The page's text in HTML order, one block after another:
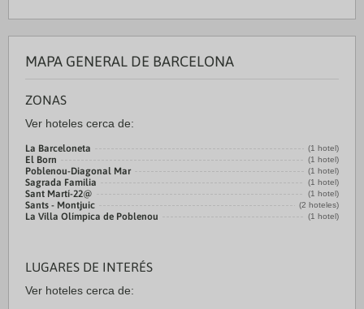
MAPA GENERAL DE BARCELONA
ZONAS
Ver hoteles cerca de:
La Barceloneta (1 hotel)
El Born (1 hotel)
Poblenou-Diagonal Mar (1 hotel)
Sagrada Familia (1 hotel)
Sant Martí-22@ (1 hotel)
Sants - Montjuic (2 hoteles)
La Villa Olímpica de Poblenou (1 hotel)
LUGARES DE INTERÉS
Ver hoteles cerca de: